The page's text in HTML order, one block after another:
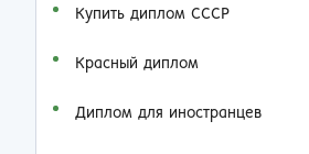
Купить диплом СССР
Красный диплом
Диплом для иностранцев